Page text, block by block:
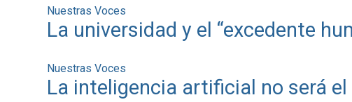
Nuestras Voces
La universidad y el “excedente
Nuestras Voces
La inteligencia artificial no será